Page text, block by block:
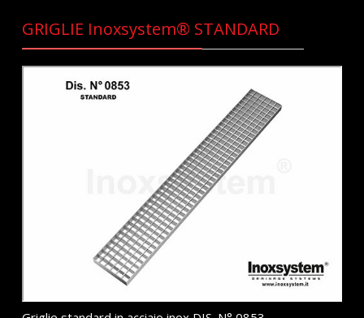
GRIGLIE Inoxsystem® STANDARD